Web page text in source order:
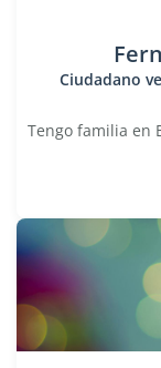
Ciudadano
Tengo familia en